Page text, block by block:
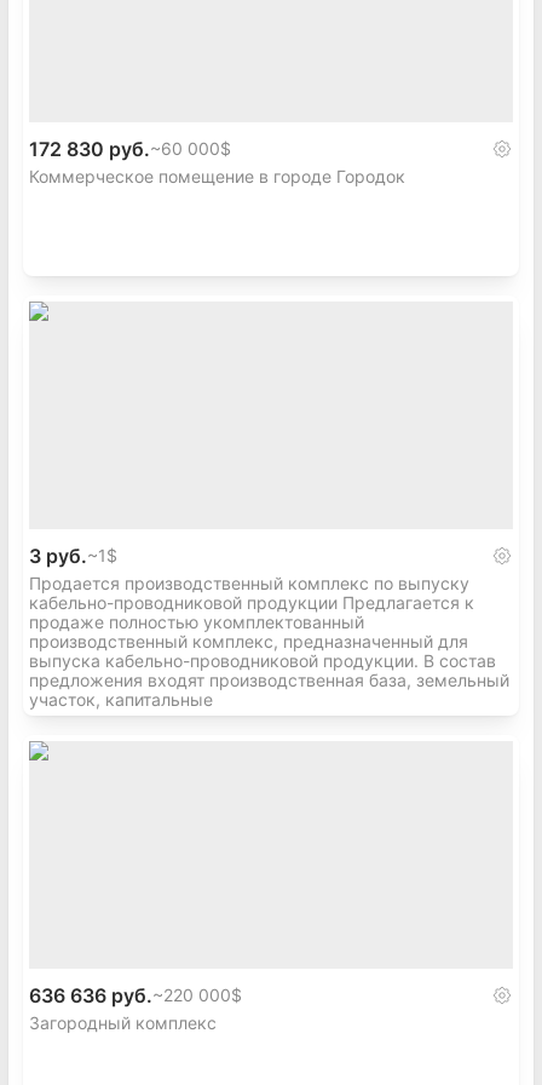
172 830 руб.~60 000$
Коммерческое помещение в городе Городок
3 руб.~1$
Продается производственный комплекс по выпуску
кабельно-проводниковой продукции Предлагается к
продаже полностью укомплектованный
производственный комплекс, предназначенный для
выпуска кабельно-проводниковой продукции. В состав
предложения входят производственная база, земельный
участок, капитальные
636 636 руб.~220 000$
Загородный комплекс